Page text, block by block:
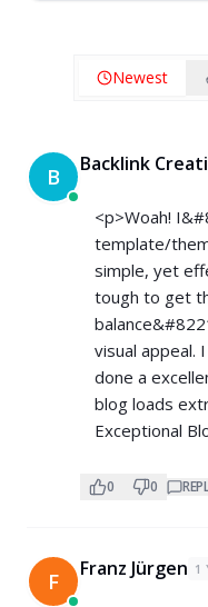
Newest
B Backlink
<p>Woah!
template/
simple, yet
tough to get
visual appeal.
done a
blog loads
Exceptional
0 0
F Franz Jürgen 1